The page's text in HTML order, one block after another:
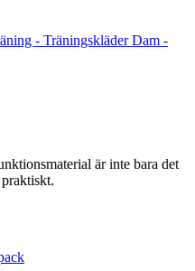
- Träningskläder Dam -
är inte bara det